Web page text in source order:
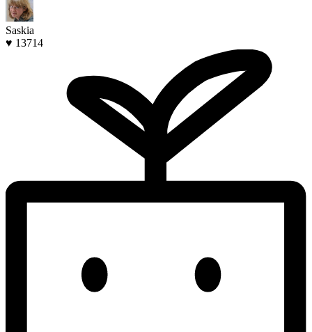
Saskia
♥ 13714